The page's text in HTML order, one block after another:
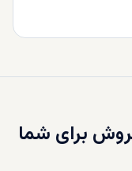
برای شما